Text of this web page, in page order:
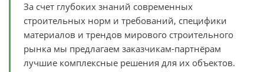
За счет глубоких знаний современных
строительных норм и требований, специфики
материалов и трендов мирового строительного
рынка мы предлагаем заказчикам-партнёрам
лучшие комплексные решения для их объектов.